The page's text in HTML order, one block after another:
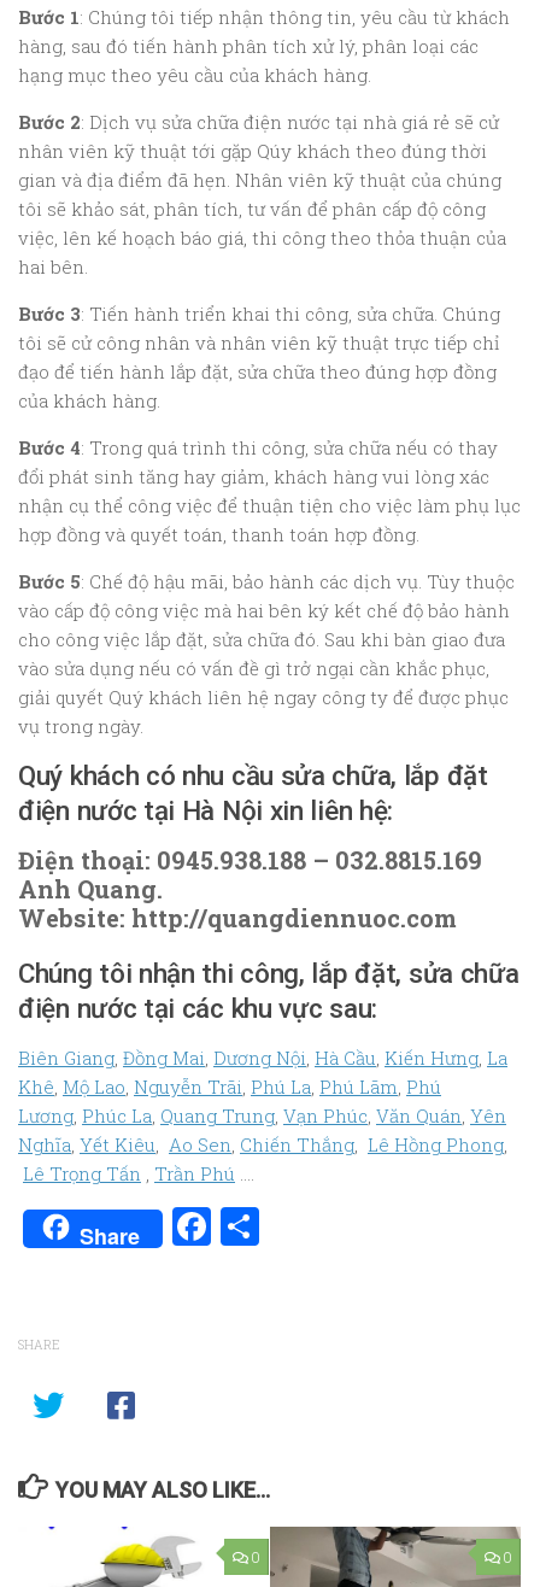
Bước 1: Chúng tôi tiếp nhận thông tin, yêu cầu từ khách
hàng, sau đó tiến hành phân tích xử lý, phân loại các
hạng mục theo yêu cầu của khách hàng.
Bước 2: Dịch vụ sửa chữa điện nước tại nhà giá rẻ sẽ cử
nhân viên kỹ thuật tới gặp Qúy khách theo đúng thời
gian và địa điểm đã hẹn. Nhân viên kỹ thuật của chúng
tôi sẽ khảo sát, phân tích, tư vấn để phân cấp độ công
việc, lên kế hoạch báo giá, thi công theo thỏa thuận của
hai bên.
Bước 3: Tiến hành triển khai thi công, sửa chữa. Chúng
tôi sẽ cử công nhân và nhân viên kỹ thuật trực tiếp chỉ
đạo để tiến hành lắp đặt, sửa chữa theo đúng hợp đồng
của khách hàng.
Bước 4: Trong quá trình thi công, sửa chữa nếu có thay
đổi phát sinh tăng hay giảm, khách hàng vui lòng xác
nhận cụ thể công việc để thuận tiện cho việc làm phụ lục
hợp đồng và quyết toán, thanh toán hợp đồng.
Bước 5: Chế độ hậu mãi, bảo hành các dịch vụ. Tùy thuộc
vào cấp độ công việc mà hai bên ký kết chế độ bảo hành
cho công việc lắp đặt, sửa chữa đó. Sau khi bàn giao đưa
vào sửa dụng nếu có vấn đề gì trở ngại cần khắc phục,
giải quyết Quý khách liên hệ ngay công ty để được phục
vụ trong ngày.
Quý khách có nhu cầu sửa chữa, lắp đặt
điện nước tại Hà Nội xin liên hệ:
Điện thoại: 0945.938.188 – 032.8815.169
Anh Quang.
Website: http://quangdiennuoc.com
Chúng tôi nhận thi công, lắp đặt, sửa chữa
điện nước tại các khu vực sau:
Biên Giang, Đồng Mai, Dương Nội, Hà Cầu, Kiến Hưng, La
Khê, Mộ Lao, Nguyễn Trãi, Phú La, Phú Lãm, Phú
Lương, Phúc La, Quang Trung, Vạn Phúc, Văn Quán, Yên
Nghĩa, Yết Kiêu, Ao Sen, Chiến Thắng, Lê Hồng Phong,
Lê Trọng Tấn , Trần Phú ….
Share Facebook
SHARE
YOU MAY ALSO LIKE...
0 0